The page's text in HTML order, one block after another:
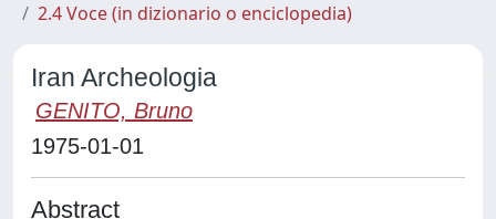
2.4 Voce (in dizionario o enciclopedia)
Iran Archeologia
GENITO, Bruno
1975-01-01
Abstract